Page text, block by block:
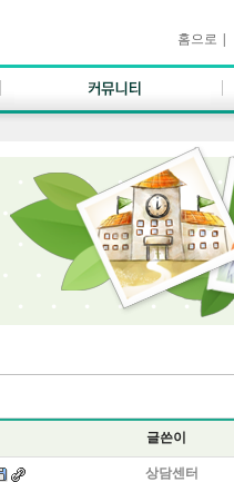
홈으로
글쓴이
상담센터